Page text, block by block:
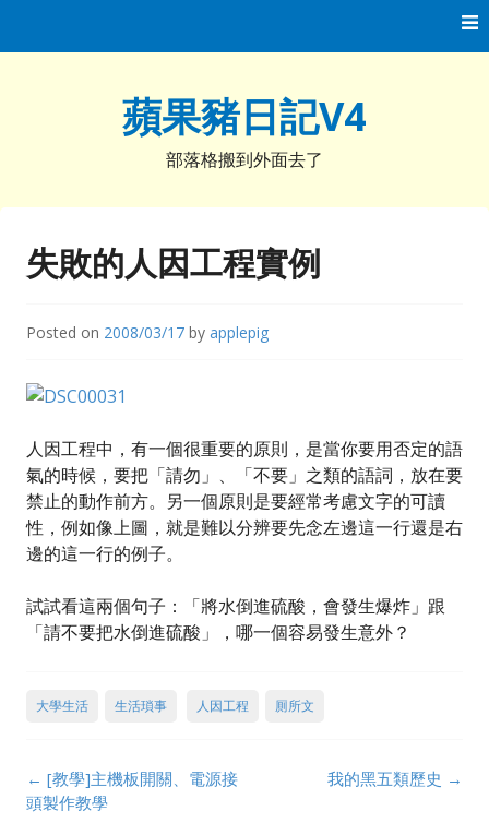
蘋果豬日記V4
部落格搬到外面去了
失敗的人因工程實例
Posted on 2008/03/17 by applepig
人因工程中，有一個很重要的原則，是當你要用否定的語
氣的時候，要把「請勿」、「不要」之類的語詞，放在要
禁止的動作前方。另一個原則是要經常考慮文字的可讀
性，例如像上圖，就是難以分辨要先念左邊這一行還是右
邊的這一行的例子。
試試看這兩個句子：「將水倒進硫酸，會發生爆炸」跟
「請不要把水倒進硫酸」，哪一個容易發生意外？
大學生活 生活瑣事 人因工程 厠所文
Post
navigation
← [教學]主機板開關、電源接
頭製作教學
我的黑五類歷史 →